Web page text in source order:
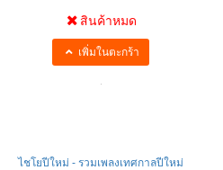
สินค้าหมด
เพิ่มในตะกร้า
ไชโยปีใหม่ - รวมเพลงเทศกาลปีใหม่